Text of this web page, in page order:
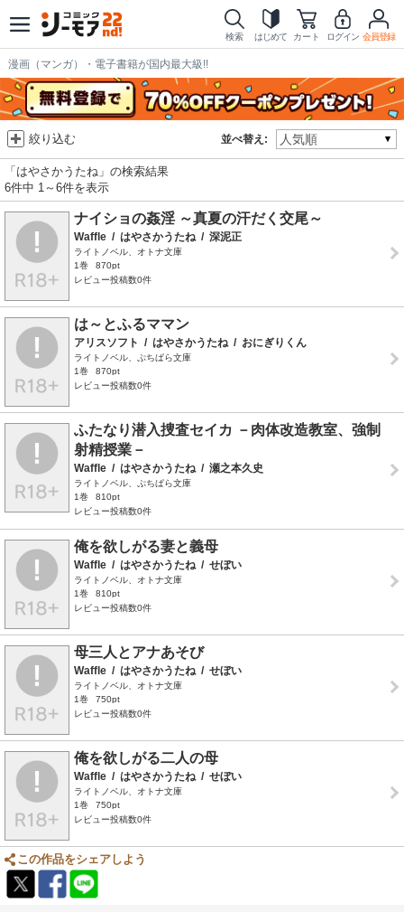
検索 はじめて カート ログイン 会員登録
漫画（マンガ）・電子書籍が国内最大級!!
並べ替え:
絞り込む
「はやさかうたね」の検索結果
6件中 1～6件を表示
ナイショの姦淫 ～真夏の汗だく交尾～
Waffle / はやさかうたね / 深泥正
ライトノベル、オトナ文庫
1巻
870pt
レビュー投稿数0件
は～とふるママン
アリスソフト / はやさかうたね / おにぎりくん
ライトノベル、ぷちぱら文庫
1巻
870pt
レビュー投稿数0件
ふたなり潜入捜査セイカ －肉体改造教室、強制
射精授業－
Waffle / はやさかうたね / 瀬之本久史
ライトノベル、ぷちぱら文庫
1巻
810pt
レビュー投稿数0件
俺を欲しがる妻と義母
Waffle / はやさかうたね / せぼい
ライトノベル、オトナ文庫
1巻
810pt
レビュー投稿数0件
母三人とアナあそび
Waffle / はやさかうたね / せぼい
ライトノベル、オトナ文庫
1巻
750pt
レビュー投稿数0件
俺を欲しがる二人の母
Waffle / はやさかうたね / せぼい
ライトノベル、オトナ文庫
1巻
750pt
レビュー投稿数0件
この作品をシェアしよう